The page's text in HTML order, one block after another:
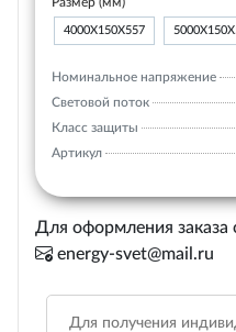
4000Х150Х557
Номинальное напряжение
Световой поток
Класс защиты
Артикул
Для оформления заказа
energy-svet@mail.ru
Для получения